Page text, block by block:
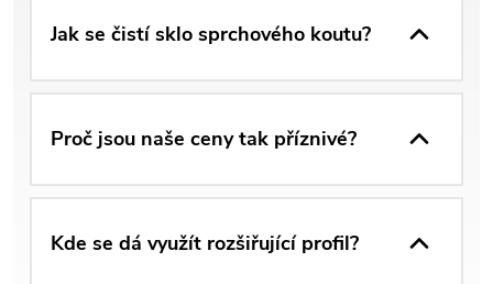
Jak se čistí sklo sprchového koutu?
Proč jsou naše ceny tak příznivé?
Kde se dá využít rozšiřující profil?